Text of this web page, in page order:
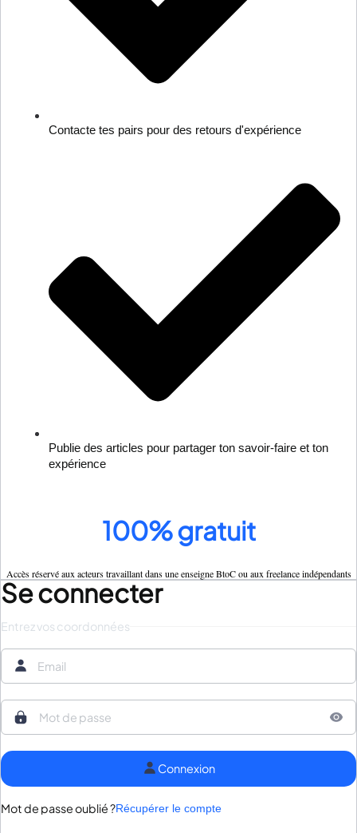
Contacte tes pairs pour des retours d'expérience
Publie des articles pour partager ton savoir-faire et ton
expérience
100% gratuit
Accès réservé aux acteurs travaillant dans une enseigne BtoC ou aux freelance indépendants
Se connecter
Entrez vos coordonnées
Connexion
Mot de passe oublié ?Récupérer le compte